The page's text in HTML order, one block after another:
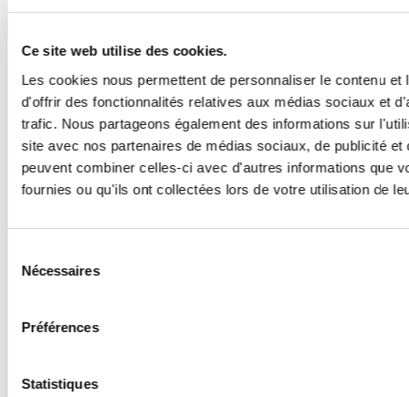
Ce site web utilise des cookies.
Les cookies nous permettent de personnaliser le contenu et
d'offrir des fonctionnalités relatives aux médias sociaux et
trafic. Nous partageons également des informations sur
site avec nos partenaires de médias sociaux, de publicité et
peuvent combiner celles-ci avec d'autres informations que
fournies ou qu'ils ont collectées lors de votre utilisation de
Nécessaires
Préférences
Statistiques